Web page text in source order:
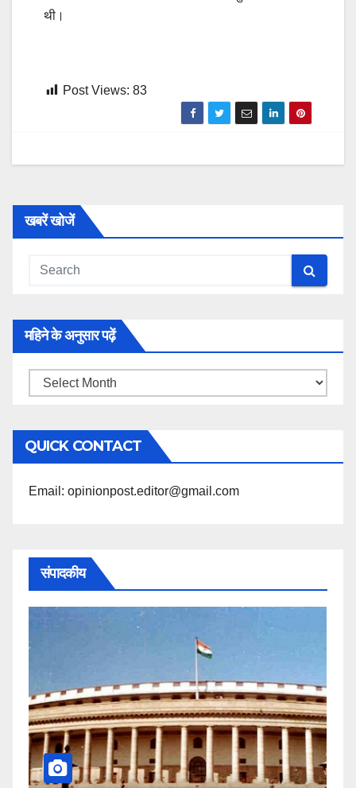
थी।
Post Views: 83
खबरें खोजें
महिने के अनुसार पढ़ें
महिने
अनुसार
पढ़ें
QUICK CONTACT
Email: opinionpost.editor@gmail.com
संपादकीय